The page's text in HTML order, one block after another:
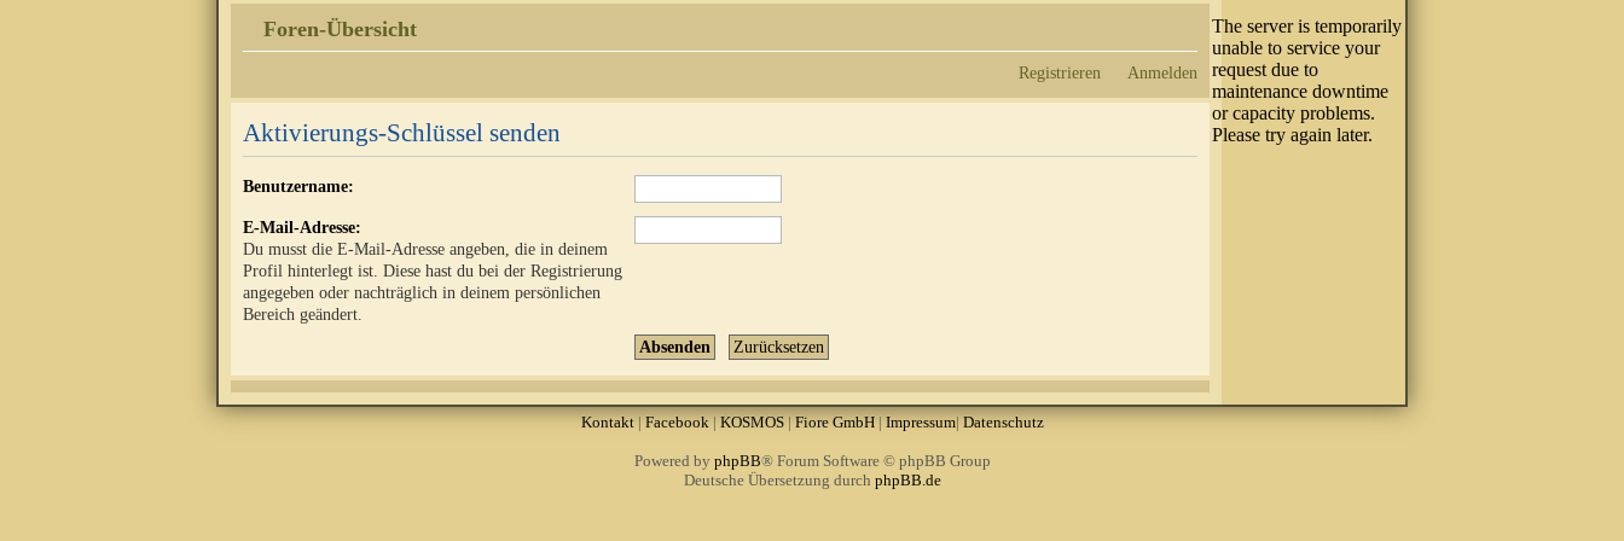
Foren-Übersicht
Registrieren Anmelden
Aktivierungs-Schlüssel senden
Benutzername:
E-Mail-Adresse:
Du musst die E-Mail-Adresse angeben, die in deinem
Profil hinterlegt ist. Diese hast du bei der Registrierung
angegeben oder nachträglich in deinem persönlichen
Bereich geändert.
Kontakt| Facebook | KOSMOS| Fiore GmbH| Impressum| Datenschutz
Powered by phpBB® Forum Software © phpBB Group
Deutsche Übersetzung durch phpBB.de